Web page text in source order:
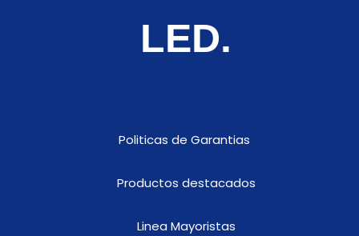
LED.
Politicas de Garantias
Productos destacados
Linea Mayoristas